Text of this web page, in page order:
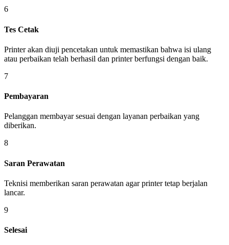
6
Tes Cetak
Printer akan diuji pencetakan untuk memastikan bahwa isi ulang
atau perbaikan telah berhasil dan printer berfungsi dengan baik.
7
Pembayaran
Pelanggan membayar sesuai dengan layanan perbaikan yang
diberikan.
8
Saran Perawatan
Teknisi memberikan saran perawatan agar printer tetap berjalan
lancar.
9
Selesai